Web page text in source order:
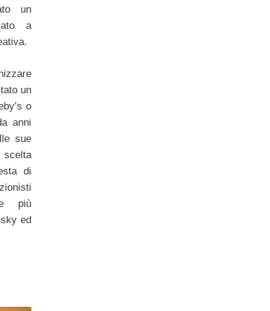
un
a
un
o
anni
sue
scelta
di
più
ed